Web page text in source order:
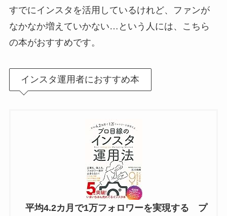
すでにインスタを活用しているけれど、ファンが
なかなか増えていかない…という人には、こちら
の本がおすすめです。
インスタ運用者におすすめ本
平均4.2カ月で1万フォロワーを実現する プ